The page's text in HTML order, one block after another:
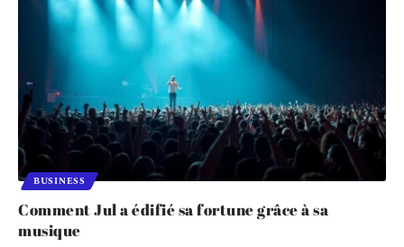
BUSINESS
Comment Jul a édifié sa fortune grâce à sa
musique